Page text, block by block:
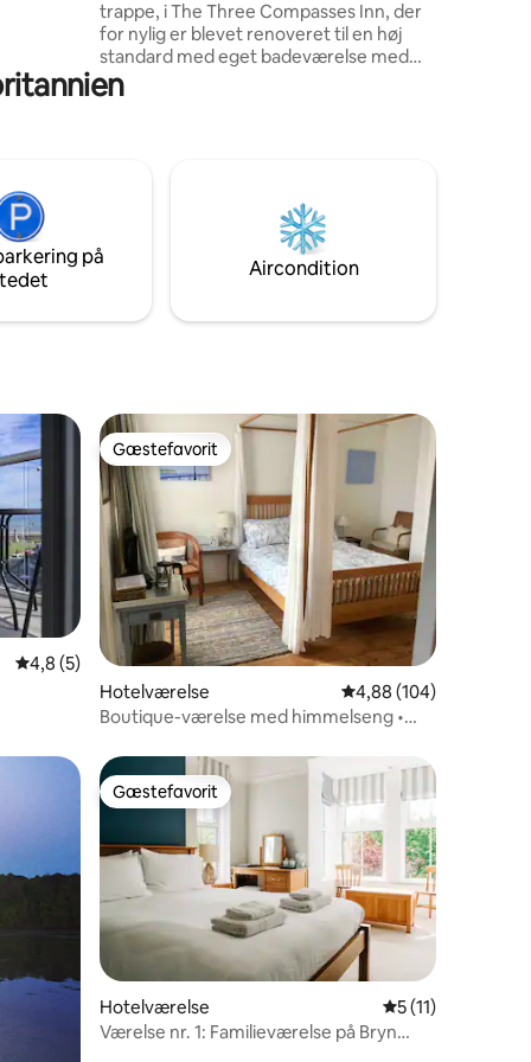
trappe, i The Three Compasses Inn, der
for nylig er blevet renoveret til en høj
standard med eget badeværelse med
brusebad. Prisen er kun for værelset
med eget badeværelse, men en komplet
Hvis det er nødvendigt, kan der stilles en
ekstra seng til et barn til 25 £ ekstra per
nat. Vi er beliggende i en rolig landsby
kun 2 miles fra Dorchester.
på
Aircondition
omtaler
4,8 ud af 5 i gennemsnitlig bedømmelse, 5 omtaler
4,8 (5)
Gæstefavorit
Gæstefavorit
Hotelværelse 4,88 ud af 5 i
4,88 (104)
Boutique-værelse med himmelseng •
Gæstefavorit
Gæstefavorit
Hotelværelse 5 ud af 5 i
5 (11)
Værelse nr. 1: Familieværelse på Bryn